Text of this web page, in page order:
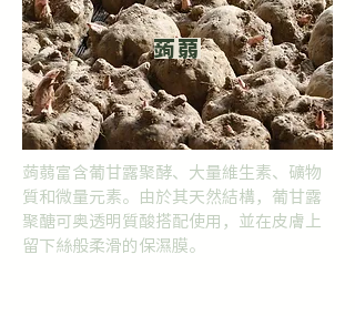
蒟蒻
蒟蒻富含葡甘露聚酵、大量維生素、礦物
質和微量元素。由於其天然結構，葡甘露
聚醣可奥透明質酸搭配使用，並在皮膚上
留下絲般柔滑的保濕膜。